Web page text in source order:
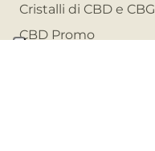
Cristalli di CBD e CBG
CBD Promo